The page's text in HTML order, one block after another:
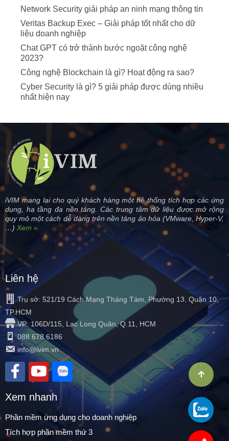
Network Security giải pháp an ninh mạng thông tin
Veritas Backup Exec – Giải pháp tốt nhất cho dữ
liệu doanh nghiệp
Chat GPT có trở thành bước ngoặt công nghệ
2023?
Công nghệ Blockchain là gì? Hoạt động ra sao?
Cyber Security là gì? 5 giải pháp được dùng nhiều
nhất hiện nay
iVIM mang lại cho quý khách hàng một hệ thống tích hợp các ứng
dụng, hạ tầng đa nền tảng. Các trung tâm dữ liệu được mở rộng
quy mô một cách dễ dàng trên nền tảng ảo hóa (VMware, Hyper-V,
…) Xem »
Liên hệ
Trụ sở: 521/19 Cách Mạng Tháng Tám, Phường 13, Quận 10,
TP.HCM
VP: 106D/115, Lạc Long Quân, Q.11, HCM
088 678 6186
info@ivim.vn
Xem nhanh
Phần mềm ứng dụng cho doanh nghiệp
Tích hợp phần mềm thứ 3